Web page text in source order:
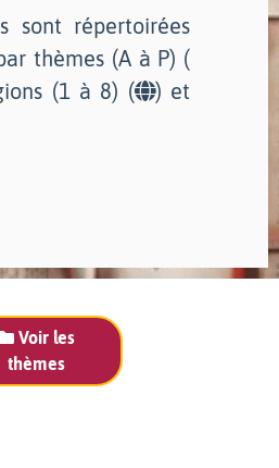
sont répertoirées
thèmes (A à P) (
(1 à 8) (
) et
Voir les
thèmes